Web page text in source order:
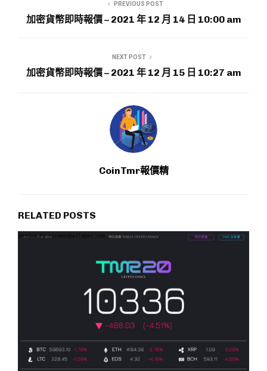
PREVIOUS POST
加密貨幣即時報價 – 2021 年 12 月 14 日 10:00 am
NEXT POST
加密貨幣即時報價 – 2021 年 12 月 15 日 10:27 am
CoinTmr報價精
RELATED POSTS